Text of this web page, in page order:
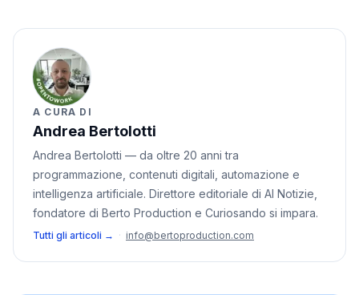
A CURA DI
Andrea Bertolotti
Andrea Bertolotti — da oltre 20 anni tra
programmazione, contenuti digitali, automazione e
intelligenza artificiale. Direttore editoriale di AI Notizie,
fondatore di Berto Production e Curiosando si impara.
Tutti gli articoli → · info@bertoproduction.com